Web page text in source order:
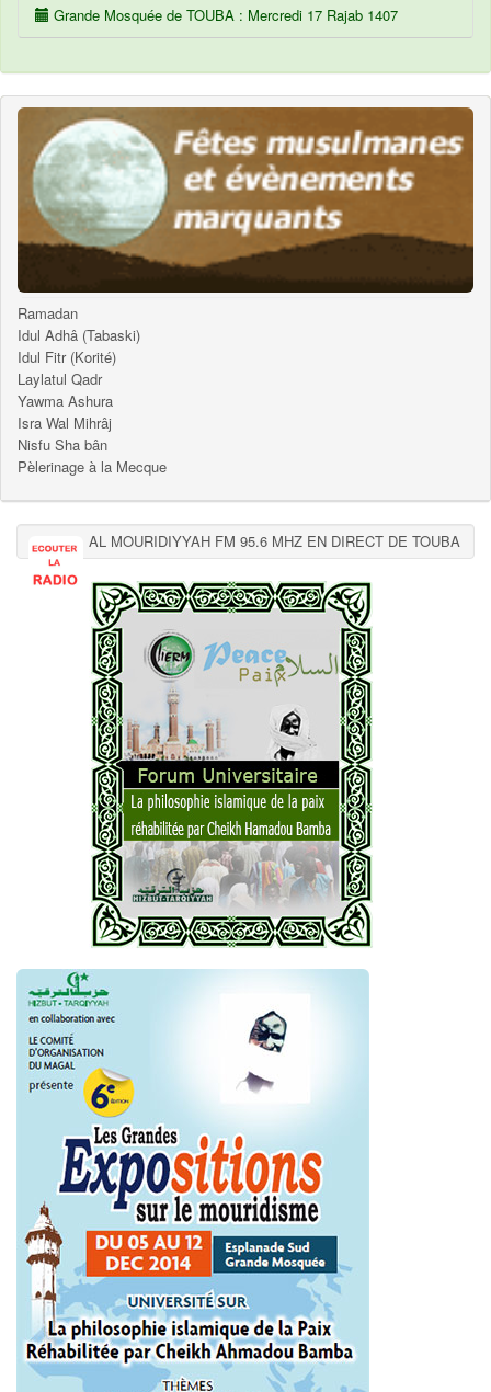
Grande Mosquée de TOUBA : Mercredi 17 Rajab 1407
Ramadan
Idul Adhâ (Tabaski)
Idul Fitr (Korité)
Laylatul Qadr
Yawma Ashura
Isra Wal Mihrâj
Nisfu Sha bân
Pèlerinage à la Mecque
AL MOURIDIYYAH FM 95.6 MHZ EN DIRECT DE TOUBA